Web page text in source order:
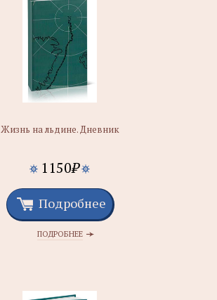
Жизнь на льдине. Дневник
1150₽
Подробнее
ПОДРОБНЕЕ